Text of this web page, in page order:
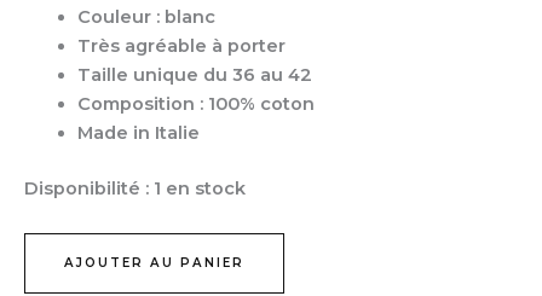
Couleur : blanc
Très agréable à porter
Taille unique du 36 au 42
Composition : 100% coton
Made in Italie
Disponibilité : 1 en stock
AJOUTER AU PANIER